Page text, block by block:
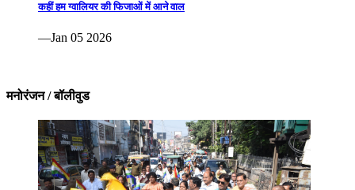
कहीं हम ग्वालियर की फिजाओं में आने वाल
—Jan 05 2026
मनोरंजन / बॉलीवुड